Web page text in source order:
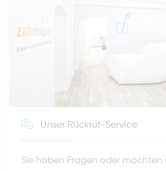
Unser Rückruf-Service
Sie haben Fragen oder möchten